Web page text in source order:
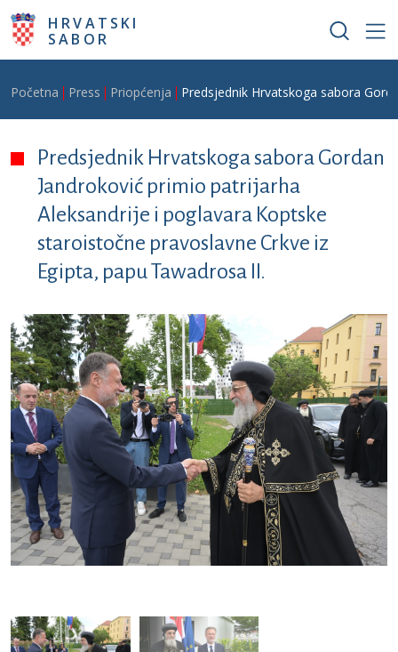
Skoči na glavni sadržaj
HRVATSKI
SABOR
Breadcrumb
Početna Press Priopćenja Predsjednik Hrvatskoga sabora
Predsjednik Hrvatskoga sabora Gordan
Jandroković primio patrijarha
Aleksandrije i poglavara Koptske
staroistočne pravoslavne Crkve iz
Egipta, papu Tawadrosa II.